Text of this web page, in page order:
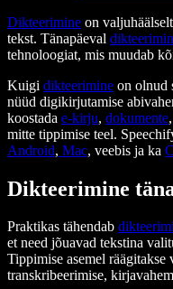
Dikteerimine on
tekst. Tänapäeval
tehnoloogiat, mis muudab
Kuigi dikteerimine on olnud
nüüd digikirjutamise
koostada e-kirju, dokumente
mitte tippimise teel.
Android, Mac, veebis ja ka
Dikteerimine
Praktikas tähendab
et need jõuavad tekstina
Tippimise asemel
transkribeerimise,